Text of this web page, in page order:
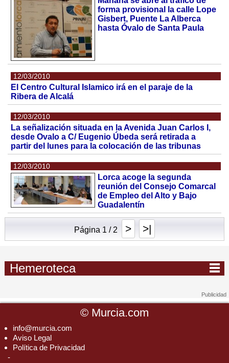
forma provisional la calle Lope
Gisbert, Puente La Alberca
hasta Óvalo de Santa Paula
12/03/2010
El Centro Cultural Islamico irá en el paraje de la
Ribera de Alcalá
12/03/2010
La señalización situada en la Avenida Juan Carlos I,
desde Ovalo a C/ Eugenio Úbeda será retirada a
partir del lunes para la colocación de las tribunas
12/03/2010
Lorca acoge la segunda
reunión del Consejo Comarcal
de Empleo del Alto y Bajo
Guadalentín
Página 1 / 2 > >|
Hemeroteca
© Murcia.com
info@murcia.com
Aviso Legal
Política de Privacidad
-